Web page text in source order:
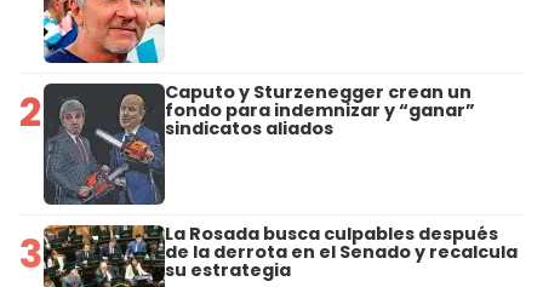
2 Caputo y Sturzenegger crean un
fondo para indemnizar y “ganar”
sindicatos aliados
3 La Rosada busca culpables después
de la derrota en el Senado y recalcula
su estrategia